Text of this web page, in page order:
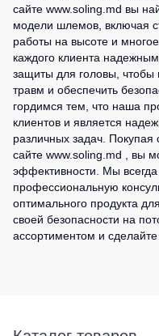
сайте www.soling.md вы
модели шлемов, включая
работы на высоте и
каждого клиента
защиты для головы, чтобы
травм и обеспечить
гордимся тем, что наша
клиентов и является
различных задач.
сайте www.soling.md , вы
эффективности. Мы всегда
профессиональную
оптимального продукта
своей безопасности на
ассортиментом и